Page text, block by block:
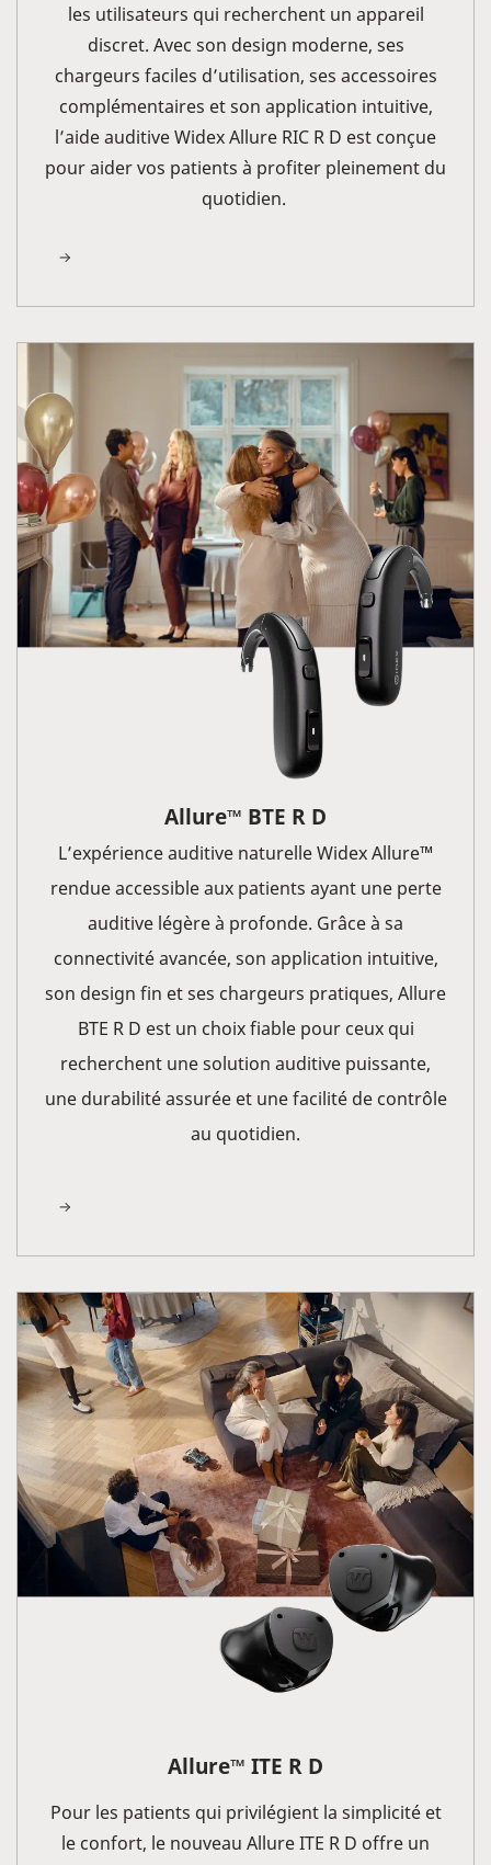
les utilisateurs qui recherchent un appareil
discret. Avec son design moderne, ses
chargeurs faciles d’utilisation, ses accessoires
complémentaires et son application intuitive,
l’aide auditive Widex Allure RIC R D est conçue
pour aider vos patients à profiter pleinement du
quotidien.
Allure™ BTE R D
L’expérience auditive naturelle Widex Allure™
rendue accessible aux patients ayant une perte
auditive légère à profonde. Grâce à sa
connectivité avancée, son application intuitive,
son design fin et ses chargeurs pratiques, Allure
BTE R D est un choix fiable pour ceux qui
recherchent une solution auditive puissante,
une durabilité assurée et une facilité de contrôle
au quotidien.
Allure™ ITE R D
Pour les patients qui privilégient la simplicité et
le confort, le nouveau Allure ITE R D offre un